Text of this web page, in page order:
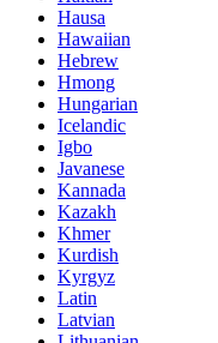
Hausa
Hawaiian
Hebrew
Hmong
Hungarian
Icelandic
Igbo
Javanese
Kannada
Kazakh
Khmer
Kurdish
Kyrgyz
Latin
Latvian